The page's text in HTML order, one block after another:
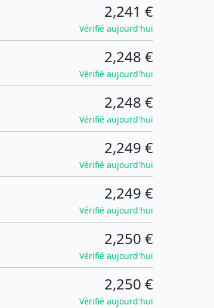
2,241 €
Vérifié aujourd'hui
2,248 €
Vérifié aujourd'hui
2,248 €
Vérifié aujourd'hui
2,249 €
Vérifié aujourd'hui
2,249 €
Vérifié aujourd'hui
2,250 €
Vérifié aujourd'hui
2,250 €
Vérifié aujourd'hui